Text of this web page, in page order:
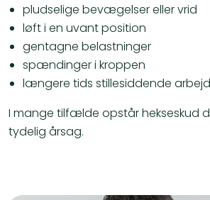
pludselige bevægelser eller vrid
løft i en uvant position
gentagne belastninger
spændinger i kroppen
længere tids stillesiddende
I mange tilfælde opstår hekseskud
tydelig årsag.